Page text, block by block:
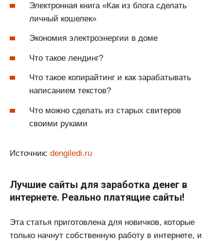
Электронная книга «Как из блога сделать
личный кошелек»
Экономия электроэнергии в доме
Что такое лендинг?
Что такое копирайтинг и как зарабатывать
написанием текстов?
Что можно сделать из старых свитеров
своими руками
Источник: dengiledi.ru
Лучшие сайты для заработка денег в
интернете. Реально платящие сайты!
Эта статья приготовлена для новичков, которые
только начнут собственную работу в интернете, и